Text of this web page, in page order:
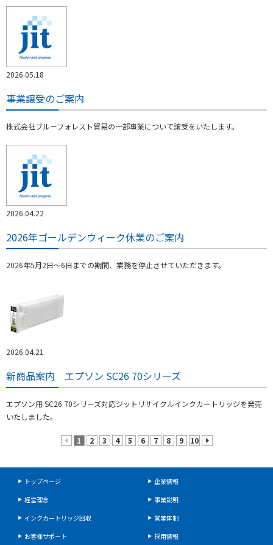
2026.05.18
事業譲受のご案内
株式会社ブルーフォレスト貿易の一部事業について譲受をいたします。
2026.04.22
2026年ゴールデンウィーク休業のご案内
2026年5月2日～6日までの期間、業務を停止させていただきます。
2026.04.21
新商品案内 エプソン SC26 70シリーズ
エプソン用 SC26 70シリーズ対応ジットリサイクルインクカートリッジを発売
いたしました。
1 2 3 4 5 6 7 8 9
10
トップページ
企業情報
経営理念
事業説明
インクカートリッジ回収
営業体制
お客様サポート
採用情報